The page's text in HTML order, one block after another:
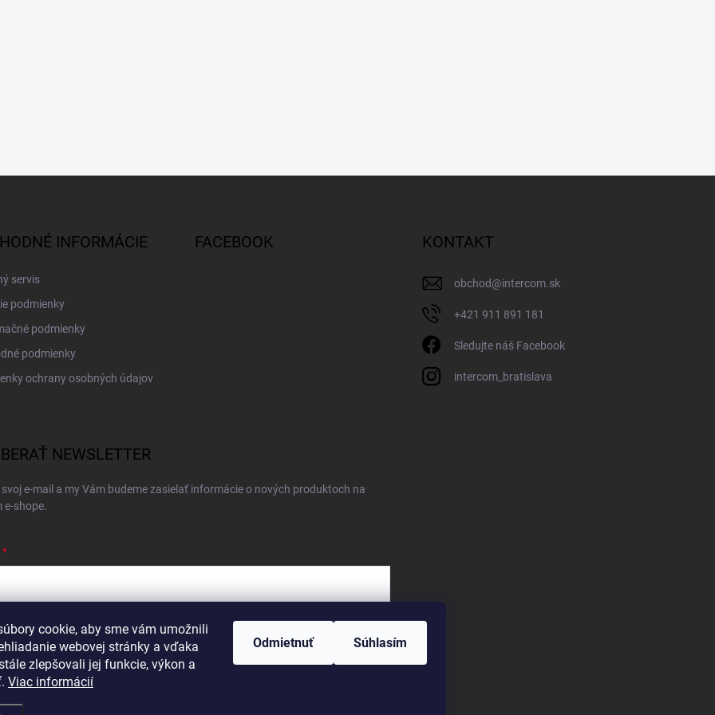
cookie, aby sme vám umožnili
webovej stránky a vďaka
zlepšovali jej funkcie, výkon a
Viac informácií
Odmietnuť Súhlasím
INFORMÁCIE
servis
podmienky
podmienky
podmienky
ochrany osobných údajov
FACEBOOK KONTAKT
obchod@intercom.sk
+421 911 891 181
Sledujte náš Facebook
intercom_bratislava
NEWSLETTER
e-mail a my Vám budeme zasielať informácie o nových produktoch na
e-shope.
e-mailu súhlasíte spodmienkami ochrany osobných údajov
sa